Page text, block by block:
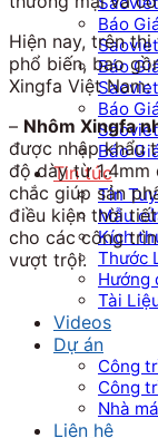
Báo
Báo
Báo
Báo
Tin tức
Tin
Mẫu
Kích
Thước
Hướng
Tài
Videos
Dự án
Công
Công
Nhà
Liên hệ
Hiện nay, trên
phổ biến, bao
Xingfa Việt Nam:
– Nhôm Xingfa
được nhập khẩu
độ dày từ 1.4mm
chắc giúp sản
điều kiện thời
cho các công
vượt trội.